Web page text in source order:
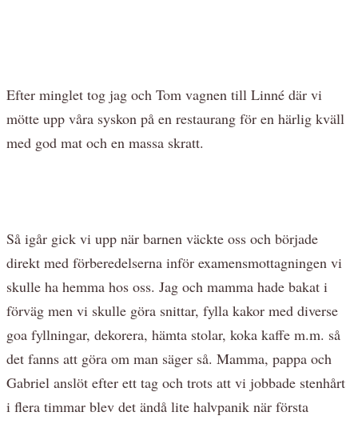
Efter minglet tog jag och Tom vagnen till Linné där vi
mötte upp våra syskon på en restaurang för en härlig kväll
med god mat och en massa skratt.
Så igår gick vi upp när barnen väckte oss och började
direkt med förberedelserna inför examensmottagningen vi
skulle ha hemma hos oss. Jag och mamma hade bakat i
förväg men vi skulle göra snittar, fylla kakor med diverse
goa fyllningar, dekorera, hämta stolar, koka kaffe m.m. så
det fanns att göra om man säger så. Mamma, pappa och
Gabriel anslöt efter ett tag och trots att vi jobbade stenhårt
i flera timmar blev det ändå lite halvpanik när första